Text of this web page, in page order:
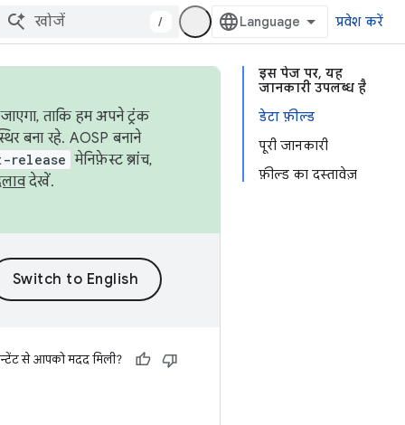
/ प्रवेश करें
इस पेज पर, यह
जानकारी उपलब्ध है
डेटा फ़ील्ड
पूरी जानकारी
फ़ील्ड का दस्तावेज़
ताकि हम अपने ट्रंक
बना रहे. AOSP बनाने
release मेनिफ़ेस्ट ब्रांच,
देखें.
से आपको मदद मिली?